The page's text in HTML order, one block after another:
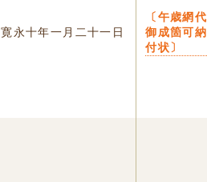
寛永十年一月二十一日
〔午歳網
御成箇可
付状〕